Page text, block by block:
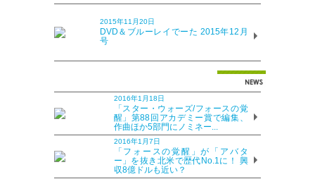
2015年11月20日
DVD＆ブルーレイでーた 2015年12月
号
2016年1月18日
「スター・ウォーズ/フォースの覚
醒」第88回アカデミー賞で編集、
作曲ほか5部門にノミネー...
2016年1月7日
「フォースの覚醒」が「アバタ
ー」を抜き北米で歴代No.1に！ 興
収8億ドルも近い？